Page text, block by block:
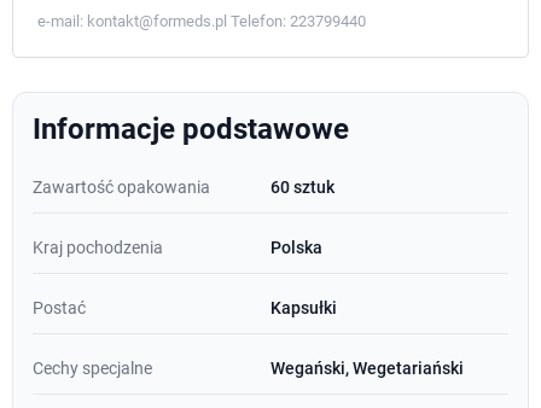
e-mail: kontakt@formeds.pl Telefon: 223799440
Informacje podstawowe
Zawartość opakowania 60 sztuk
Kraj pochodzenia Polska
Postać Kapsułki
Cechy specjalne Wegański, Wegetariański